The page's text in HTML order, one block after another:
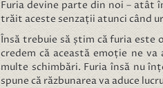
Furia devine parte din noi – atât
trăit aceste senzații atunci când
Însă trebuie să știm că furia
credem că această emoție ne
multe schimbări. Furia însă nu
spune că răzbunarea va aduce